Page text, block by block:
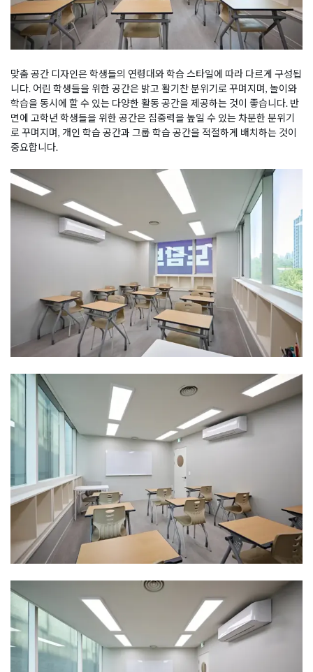
맞춤 공간 디자인은 학생들의 연령대와 학습 스타일에 따라 다르게 구성됩
니다. 어린 학생들을 위한 공간은 밝고 활기찬 분위기로 꾸며지며, 놀이와
학습을 동시에 할 수 있는 다양한 활동 공간을 제공하는 것이 좋습니다. 반
면에 고학년 학생들을 위한 공간은 집중력을 높일 수 있는 차분한 분위기
로 꾸며지며, 개인 학습 공간과 그룹 학습 공간을 적절하게 배치하는 것이
중요합니다.